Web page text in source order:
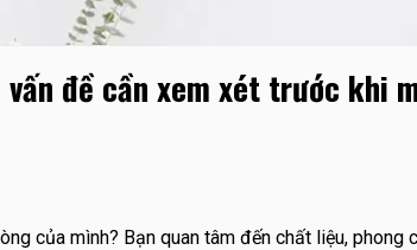
đề cần xem xét trước khi
của mình? Bạn quan tâm đến chất liệu,